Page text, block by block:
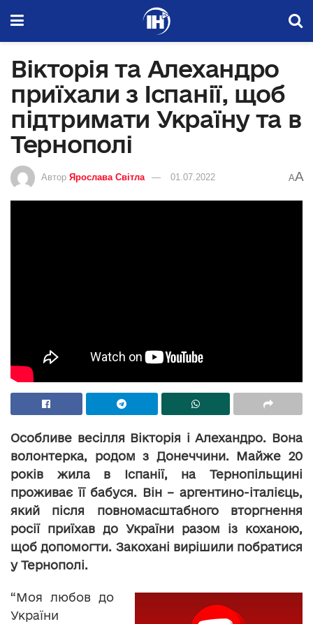
Вікторія та Алехандро
приїхали з Іспанії, щоб
підтримати Україну та в
Тернополі
Автор Ярослава Світла 01.07.2022 AA
Особливе весілля Вікторія і Алехандро. Вона
волонтерка, родом з Донеччини. Майже 20
років жила в Іспанії, на Тернопільщині
проживає її бабуся. Він – аргентино-італієць,
який після повномасштабного вторгнення
росії приїхав до України разом із коханою,
щоб допомогти. Закохані вирішили побратися
у Тернополі.
“Моя любов до
України